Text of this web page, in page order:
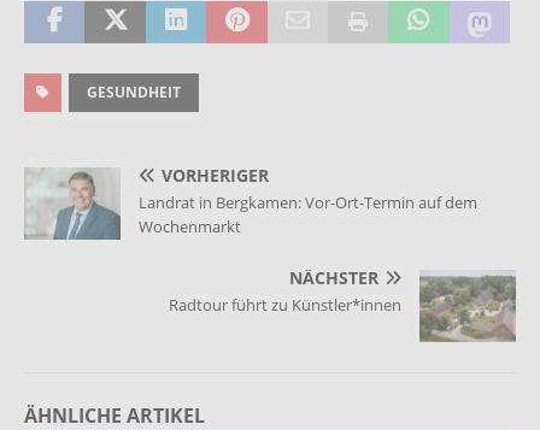
GESUNDHEIT
VORHERIGER
Landrat in Bergkamen: Vor-Ort-Termin auf dem
Wochenmarkt
NÄCHSTER
Radtour führt zu Künstler*innen
ÄHNLICHE ARTIKEL